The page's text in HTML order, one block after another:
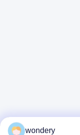
wondery